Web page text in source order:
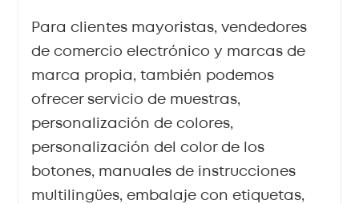
Para clientes mayoristas, vendedores
de comercio electrónico y marcas de
marca propia, también podemos
ofrecer servicio de muestras,
personalización de colores,
personalización del color de los
botones, manuales de instrucciones
multilingües, embalaje con etiquetas,